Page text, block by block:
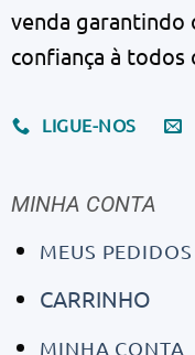
venda
confiança à todos
LIGUE-NOS
MINHA CONTA
MEUS PEDIDOS
CARRINHO
MINHA CONTA